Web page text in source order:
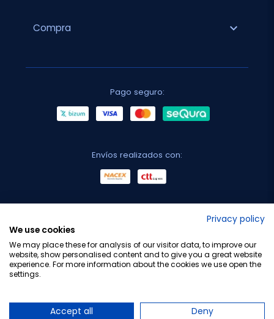
Compra expand_more
Pago seguro:
Envíos realizados con:
Privacy policy
We use cookies
We may place these for analysis of our visitor data, to improve our
website, show personalised content and to give you a great website
experience. For more information about the cookies we use open the
settings.
Accept all Deny